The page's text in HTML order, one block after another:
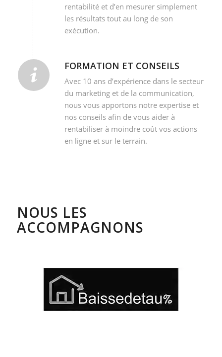
rentabilité et d’en mesurer simplement
les résultats tout au long de son
exécution.
FORMATION ET CONSEILS
Avec 10 ans d’expérience dans le secteur
du marketing et de la communication,
nous vous apportons notre expertise et
nos conseils afin de vous aider à
rentabiliser à moindre coût vos actions
en ligne et sur le terrain.
NOUS LES
ACCOMPAGNONS